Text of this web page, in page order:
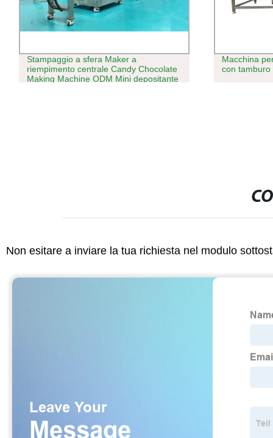
Stampaggio a sfera Maker a
riempimento centrale Candy Chocolate
Making Machine ODM Mini depositante
Macchina
con tamburo
Non esitare a inviare la tua richiesta nel modulo